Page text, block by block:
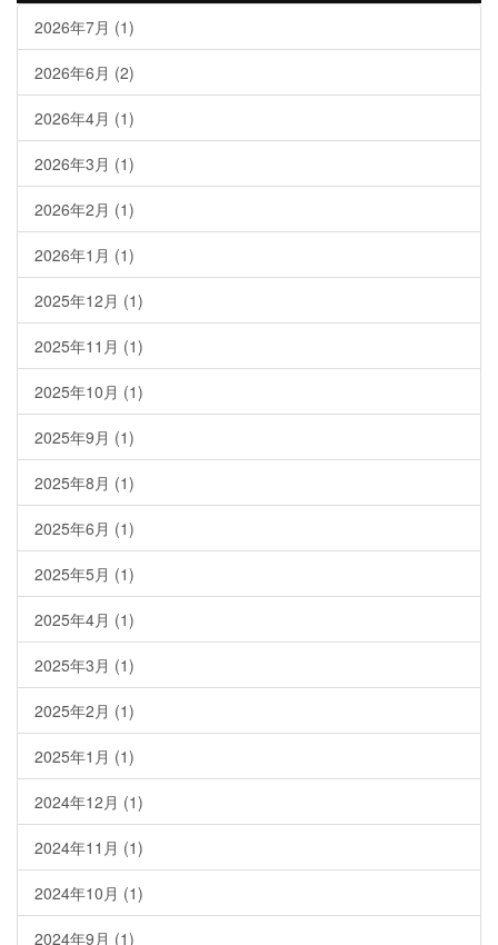
2026年7月 (1)
2026年6月 (2)
2026年4月 (1)
2026年3月 (1)
2026年2月 (1)
2026年1月 (1)
2025年12月 (1)
2025年11月 (1)
2025年10月 (1)
2025年9月 (1)
2025年8月 (1)
2025年6月 (1)
2025年5月 (1)
2025年4月 (1)
2025年3月 (1)
2025年2月 (1)
2025年1月 (1)
2024年12月 (1)
2024年11月 (1)
2024年10月 (1)
2024年9月 (1)